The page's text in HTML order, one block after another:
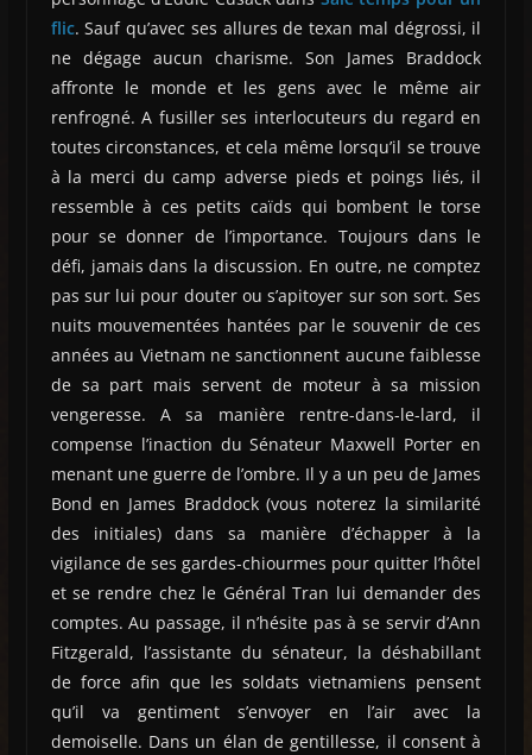
flic. Sauf qu’avec ses allures de texan mal dégrossi, il
ne dégage aucun charisme. Son James Braddock
affronte le monde et les gens avec le même air
renfrogné. A fusiller ses interlocuteurs du regard en
toutes circonstances, et cela même lorsqu’il se trouve
à la merci du camp adverse pieds et poings liés, il
ressemble à ces petits caïds qui bombent le torse
pour se donner de l’importance. Toujours dans le
défi, jamais dans la discussion. En outre, ne comptez
pas sur lui pour douter ou s’apitoyer sur son sort. Ses
nuits mouvementées hantées par le souvenir de ces
années au Vietnam ne sanctionnent aucune faiblesse
de sa part mais servent de moteur à sa mission
vengeresse. A sa manière rentre-dans-le-lard, il
compense l’inaction du Sénateur Maxwell Porter en
menant une guerre de l’ombre. Il y a un peu de James
Bond en James Braddock (vous noterez la similarité
des initiales) dans sa manière d’échapper à la
vigilance de ses gardes-chiourmes pour quitter l’hôtel
et se rendre chez le Général Tran lui demander des
comptes. Au passage, il n’hésite pas à se servir d’Ann
Fitzgerald, l’assistante du sénateur, la déshabillant
de force afin que les soldats vietnamiens pensent
qu’il va gentiment s’envoyer en l’air avec la
demoiselle. Dans un élan de gentillesse, il consent à